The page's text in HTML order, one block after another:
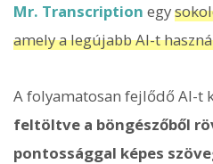
Mr. Transcription egy
amely a legújabb AI-t
A folyamatosan fejlődő AI-t
feltöltve a böngészőből
pontossággal képes